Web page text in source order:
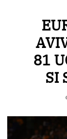
81
SI